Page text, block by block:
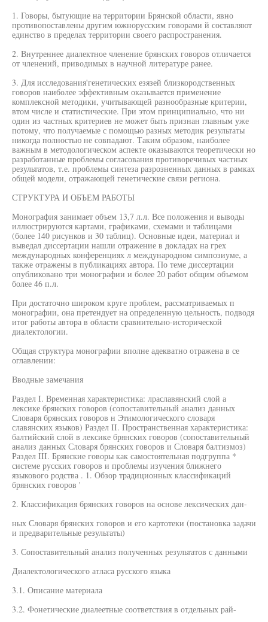
1. Говоры, бытующие на территории Брянской области, явно
противопоставлены другим южнорусским говорами й составляют
единство в пределах территории своего распространения.
2. Внутреннее диалектное членение брянских говоров отличается
от членений, приводимых в научной литературе ранее.
3. Для исследования'генетических езязей близкородственных
говоров наиболее эффективным оказывается применение
комплексной методики, учитывающей разнообразные критерии,
втом числе и статистические. При этом принципиально, что ни
один из частных критериев не может быть признан главным уже
потому, что получаемые с помощью разных методик результаты
никогда полностью не совпадают. Таким образом, наиболее
важным в методологическом аспекте оказываются теоретически но
разработанные проблемы согласования противоречивых частных
результатов, т.е. проблемы синтеза разрозненных данных в рамках
общей модели, отражающей генетические связи региона.
СТРУКТУРА И ОБЪЕМ РАБОТЫ
Монография занимает объем 13,7 л.л. Все положения и выводы
иллюстрируются картами, графиками, схемами и таблицами
(более 140 рисунков и 30 таблиц). Основные идеи, материал и
выведал диссертации нашли отражение в докладах на грех
международных конференциях л международном симпозиуме, а
также отражены в публикациях автора. По теме диссертации
опубликовано три монографии и более 20 работ общим объемом
более 46 п.л.
При достаточно широком круге проблем, рассматриваемых п
монографии, она претендует на определенную цельность, подводя
итог работы автора в области сравнительно-исторической
диалектологии.
Общая структура монографии вполне адекватно отражена в се
оглавлении:
Вводные замечания
Раздел I. Временная характеристика: лраславянский слой а
лексике брянских говоров (сопоставительный анализ данных
Словаря брянских говоров н Этимологического словаря
славянских языков) Раздел II. Пространственная характеристика:
балтийский слой в лексике брянских говоров (сопоставительный
анализ данных Словаря брянских говоров и Словаря балтизмоз)
Раздел III. Брянские говоры как самостоятельная подгруппа *
системе русских говоров и проблемы изучения ближнего
языкового родства . 1. Обзор традиционных классификаций
брянских говоров '
2. Классификация брянских говоров на основе лексических дан-
ных Словаря брянских говоров и его картотеки (постановка задачи
и предварительные результаты)
3. Сопоставительный анализ полученных результатов с данными
Диалектологического атласа русского языка
3.1. Описание материала
3.2. Фонетические диалеетные соответствия в отдельных рай-